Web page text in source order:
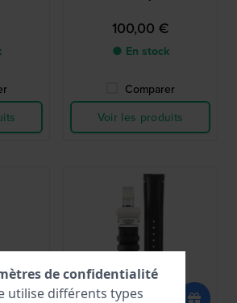
100,00 €
● En stock
Comparer
Voir les produits
de confidentialité
utilise différents types